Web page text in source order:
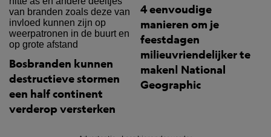
Bosbranden kunnen
destructieve stormen
een half continent
verderop versterken
4 eenvoudige
manieren om je
feestdagen
milieuvriendelijker te
maken| National
Geographic